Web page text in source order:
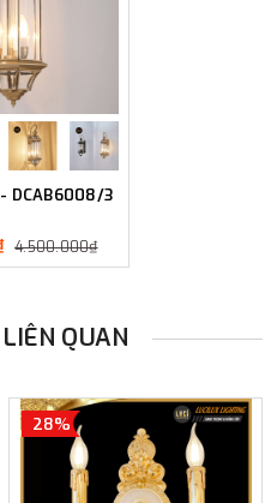
LC- DCAB6008/3
4.500.000₫
QUAN
28%